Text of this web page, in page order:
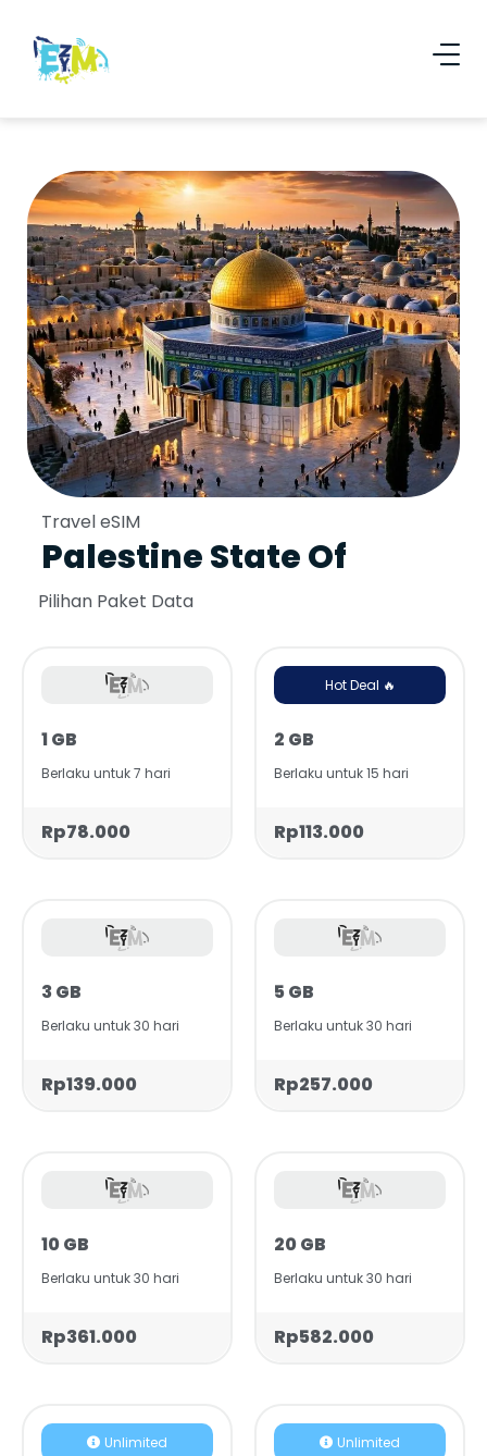
Travel eSIM
Palestine State Of
Pilihan Paket Data
1 GB
Berlaku untuk 7 hari
Rp78.000
Hot Deal 🔥
2 GB
Berlaku untuk 15 hari
Rp113.000
3 GB
Berlaku untuk 30 hari
Rp139.000
5 GB
Berlaku untuk 30 hari
Rp257.000
10 GB
Berlaku untuk 30 hari
Rp361.000
20 GB
Berlaku untuk 30 hari
Rp582.000
Unlimited Unlimited